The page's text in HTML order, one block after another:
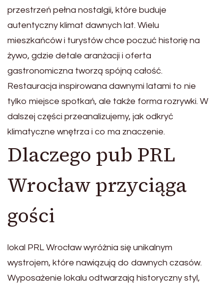
przestrzeń pełna nostalgii, które buduje
autentyczny klimat dawnych lat. Wielu
mieszkańców i turystów chce poczuć historię na
żywo, gdzie detale aranżacji i oferta
gastronomiczna tworzą spójną całość.
Restauracja inspirowana dawnymi latami to nie
tylko miejsce spotkań, ale także forma rozrywki. W
dalszej części przeanalizujemy, jak odkryć
klimatyczne wnętrza i co ma znaczenie.
Dlaczego pub PRL
Wrocław przyciąga
gości
lokal PRL Wrocław wyróżnia się unikalnym
wystrojem, które nawiązują do dawnych czasów.
Wyposażenie lokalu odtwarzają historyczny styl,